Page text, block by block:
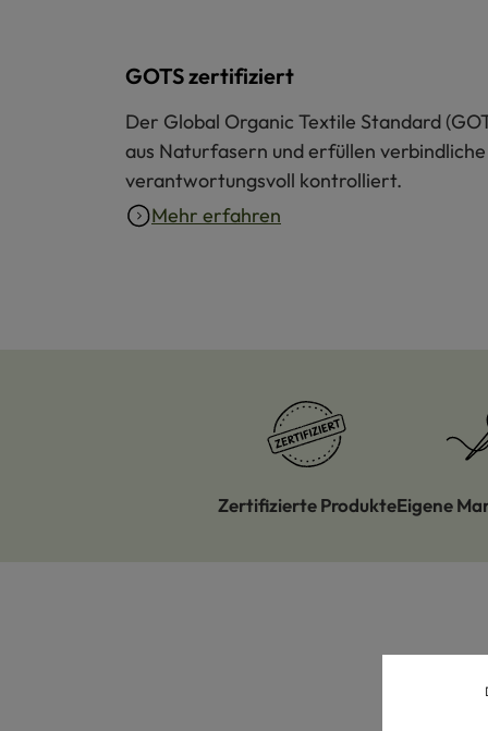
GOTS zertifiziert
Der Global Organic Textile Standard
aus Naturfasern und erfüllen
verantwortungsvoll kontrolliert.
Mehr erfahren
Zertifizierte ProdukteEigene